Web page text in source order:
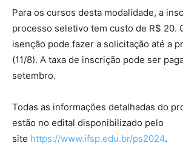
Para os cursos desta modalidade, a
processo seletivo tem custo de R$ 20.
isenção pode fazer a solicitação até a
(11/8). A taxa de inscrição pode ser
setembro.
Todas as informações detalhadas do
estão no edital disponibilizado pelo
site https://www.ifsp.edu.br/ps2024.